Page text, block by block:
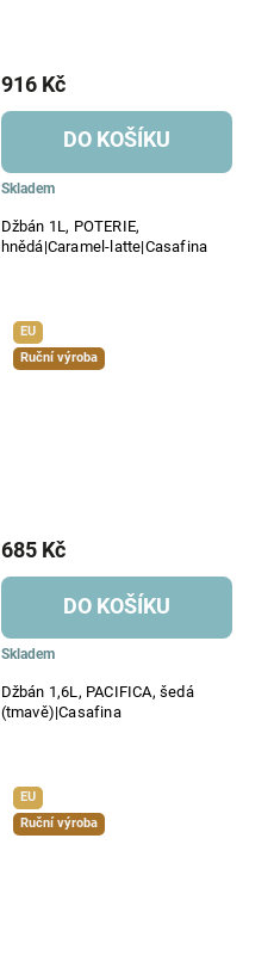
Džbán 1L, POTERIE,
hnědá|Caramel-latte|Casafina
Skladem
916 Kč
DO KOŠÍKU
EU
Ruční výroba
Džbán 1,6L, PACIFICA, šedá
(tmavě)|Casafina
Skladem
685 Kč
DO KOŠÍKU
EU
Ruční výroba